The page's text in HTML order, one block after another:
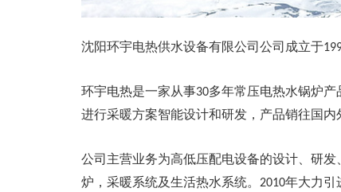
沈阳环宇电热供水设备有限公司公司成立于
环宇电热是一家从事30多年常压电热水锅炉产
进行采暖方案智能设计和研发 ， 产品销往国内
公司主营业务为高低压配电设备的设计、研发
炉，采暖系统及生活热水系统。 2010年大力引